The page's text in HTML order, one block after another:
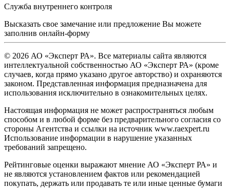
Служба внутреннего контроля
Высказать свое замечание или предложение Вы можете
заполнив онлайн-форму
© 2026 АО «Эксперт РА». Все материалы сайта являются
интеллектуальной собственностью АО «Эксперт РА» (кроме
случаев, когда прямо указано другое авторство) и охраняются
законом. Представленная информация предназначена для
использования исключительно в ознакомительных целях.
Настоящая информация не может распространяться любым
способом и в любой форме без предварительного согласия со
стороны Агентства и ссылки на источник www.raexpert.ru
Использование информации в нарушение указанных
требований запрещено.
Рейтинговые оценки выражают мнение АО «Эксперт РА» и
не являются установлением фактов или рекомендацией
покупать, держать или продавать те или иные ценные бумаги